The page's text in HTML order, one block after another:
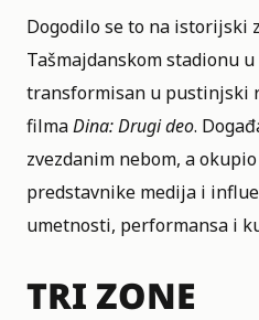
Dogodilo se to na istorijski
Tašmajdanskom stadionu
transformisan u pustinjski
filmaDina: Drugi deo.
zvezdanim nebom, a
predstavnike medija i
umetnosti, performansa i
TRI ZONE